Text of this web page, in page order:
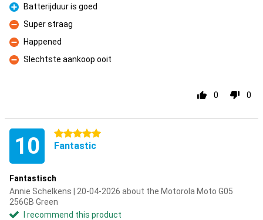
Pro
Batterijduur is goed
Con
Super straag
Con
Happened
Con
Slechtste aankoop ooit
0 0
10 5 stars
Fantastic
Fantastisch
Annie Schelkens | 20-04-2026 about the Motorola Moto G05
256GB Green
I recommend this product